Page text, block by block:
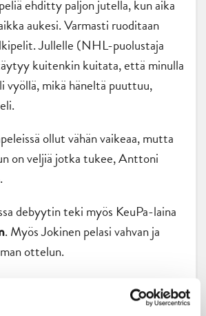
ehditty paljon jutella, kun aika
aukesi. Varmasti ruoditaan
Jullelle (NHL-puolustaja
kuitenkin kuitata, että minulla
vyöllä, mikä häneltä puuttuu,
ollut vähän vaikeaa, mutta
on veljiä jotka tukee, Anttoni
debyytin teki myös KeuPa-laina
. Myös Jokinen pelasi vahvan ja
ottelun.
jatkuu perjantaina Kuopiossa
Heti lauantaina Hurrikaani nähdään